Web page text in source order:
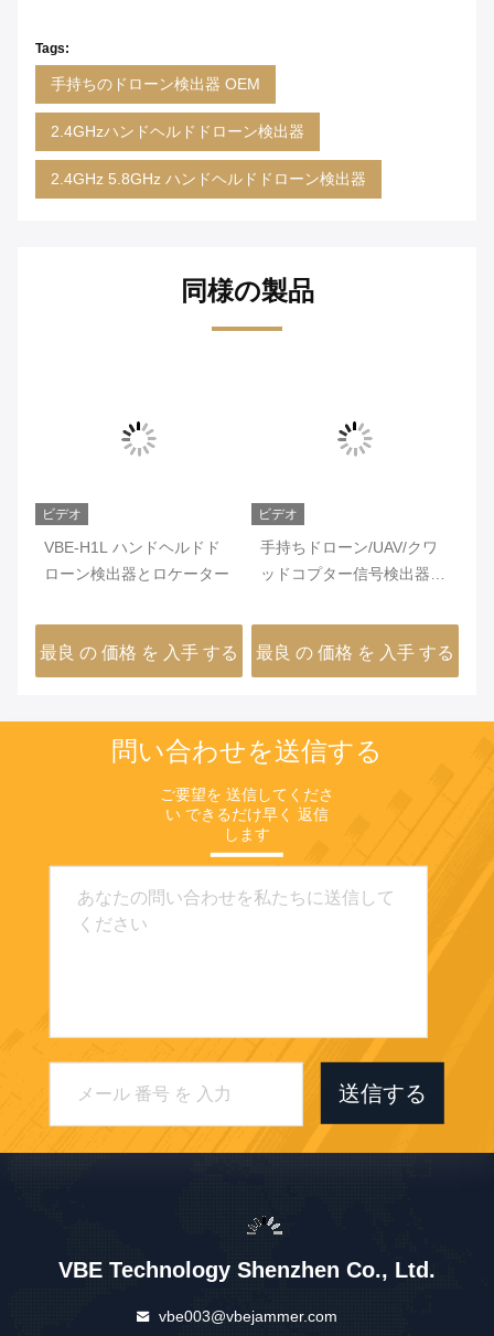
Tags:
手持ちのドローン検出器 OEM
2.4GHzハンドヘルドドローン検出器
2.4GHz 5.8GHz ハンドヘルドドローン検出器
同様の製品
ビデオ
VBE-H1L ハンドヘルドド
ローン検出器とロケーター
最良 の 価格 を 入手 する
ビデオ
手持ちドローン/UAV/クワ
ッドコプター信号検出器
ABS 約 1.5kg
最良 の 価格 を 入手 する
問い合わせを送信する
ご要望を 送信してくださ
い できるだけ早く 返信
します
送信する
VBE Technology Shenzhen Co., Ltd.
vbe003@vbejammer.com